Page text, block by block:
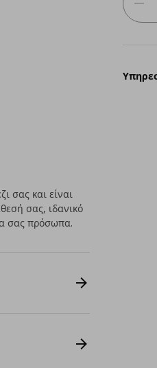
σας και είναι
σας, ιδανικό
σας πρόσωπα.